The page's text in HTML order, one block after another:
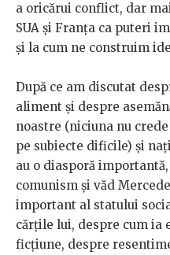
a oricărui conflict, dar
SUA și Franța ca puteri
și la cum ne construim
După ce am discutat
aliment și despre
noastre (niciuna nu
pe subiecte dificile) și
au o diasporă
comunism și văd
important al statului
cărțile lui, despre cum ia
ficțiune, despre